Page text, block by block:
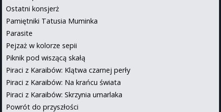
Ostatni konsjerż
Pamiętniki Tatusia Muminka
Parasite
Pejzaż w kolorze sepii
Piknik pod wiszącą skałą
Piraci z Karaibów: Klątwa czarnej perły
Piraci z Karaibów: Na krańcu świata
Piraci z Karaibów: Skrzynia umarlaka
Powrót do przyszłości